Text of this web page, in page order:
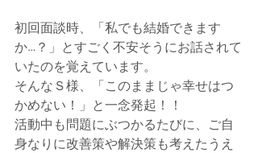
初回面談時、「私でも結婚できます
か…？」とすごく不安そうにお話されて
いたのを覚えています。
そんなＳ様、「このままじゃ幸せはつ
かめない！」と一念発起！！
活動中も問題にぶつかるたびに、ご自
身なりに改善策や解決策も考えたうえ